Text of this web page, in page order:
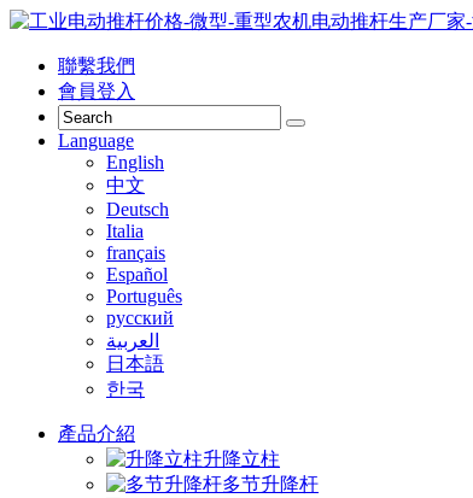
聯繫我們
會員登入
Language
English
中文
Deutsch
Italia
français
Español
Português
русский
العربية
日本語
한국
產品介紹
升降立柱
多节升降杆